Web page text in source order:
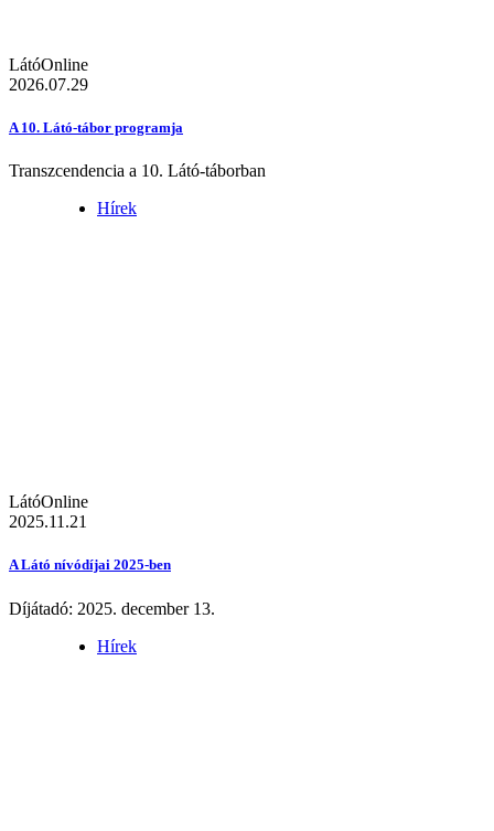
LátóOnline
2026.07.29
A 10. Látó-tábor programja
Transzcendencia a 10. Látó-táborban
Hírek
LátóOnline
2025.11.21
A Látó nívódíjai 2025-ben
Díjátadó: 2025. december 13.
Hírek